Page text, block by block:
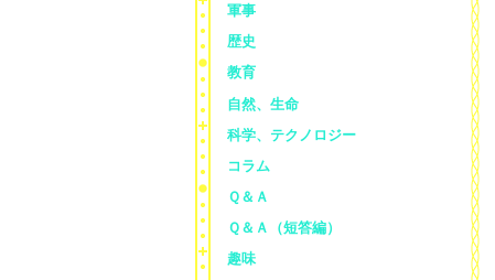
軍事
歴史
教育
自然、生命
科学、テクノロジー
コラム
Ｑ＆Ａ
Ｑ＆Ａ（短答編）
趣味